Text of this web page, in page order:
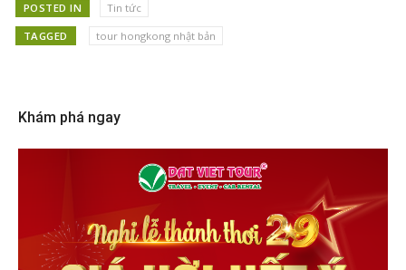
POSTED IN Tin tức
TAGGED tour hongkong nhật bản
Khám phá ngay